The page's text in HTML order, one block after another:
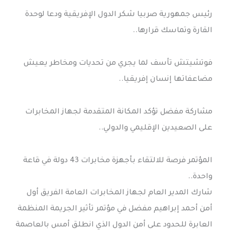
رئيس جمهورية صربيا شكر الدول الإفريقية ودعا لوحدة
القارة وتماسك قرارها..
فوتشيتش تأسف لما يجري من تحديات ومخاطر يعيش
مضاعفاتها إنسان إفريقيا..
مشاركة مفضل تؤكد المكانة المتقدمة لجهاز المخابرات
على الصعيدين الإقليمي والدولي..
المؤتمر فرصة للالتقاء بأجهزة مخابرات 43 دولة في قاعة
واحدة..
شارك المدير العام لجهاز المخابرات العامة الفريق أول
أمن أحمد إبراهيم مفضل في مؤتمر تأثير الجريمة المنظمة
العابرة للحدود على أمن الدول الذي انطلق أمس بالعاصمة